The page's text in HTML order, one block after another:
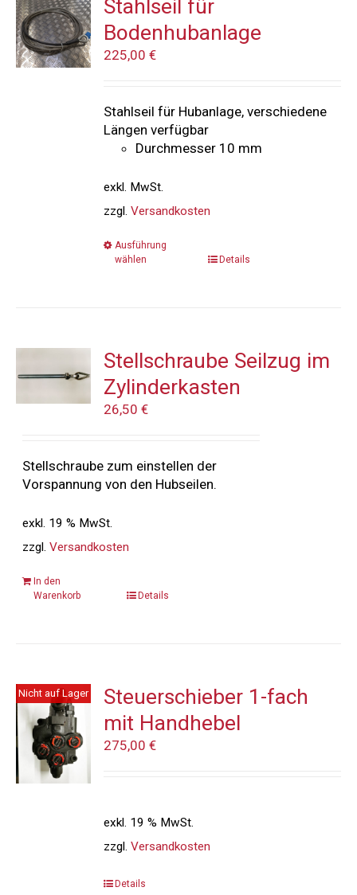
Stahlseil für
Bodenhubanlage
225,00€
Stahlseil für Hubanlage, verschiedene
Längen verfügbar
Durchmesser 10 mm
exkl. MwSt.
zzgl.Versandkosten
Ausführung
wählen
Details
Stellschraube Seilzug im
Zylinderkasten
26,50€
Stellschraube zum einstellen der
Vorspannung von den Hubseilen.
exkl. 19 % MwSt.
zzgl.Versandkosten
In den
Warenkorb
Details
Nicht auf Lager
Steuerschieber 1-fach
mit Handhebel
275,00€
exkl. 19 % MwSt.
zzgl.Versandkosten
Details